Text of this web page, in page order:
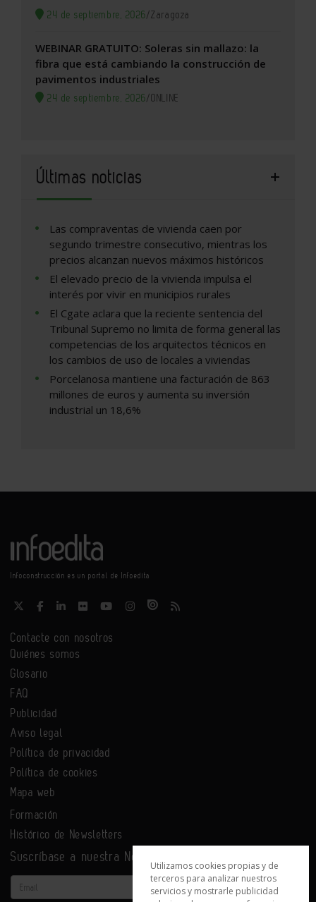
24 de septiembre, 2026/Zaragoza
WEBINAR GRATUITO: Soleras sin mallazo: la
fibra que está cambiando la construcción de
pavimentos industriales
24 de septiembre, 2026/ONLINE
Últimas noticias
Las compraventas de vivienda caen por
segundo trimestre consecutivo, mientras los
precios alcanzan nuevos máximos históricos
El elevado precio de la vivienda impulsa el
interés por vivir en municipios rurales
El Cgate aclara que la reciente sentencia del
Tribunal Supremo no limita de forma general las
competencias de los arquitectos técnicos en
los cambios de uso de locales a viviendas
Porcelanosa mantiene una facturación de 863
millones de euros y aumenta su inversión
industrial un 18,6%
Infoconstrucción es un portal de Infoedita
Contacte con nosotros
Quiénes somos
Glosario
FAQ
Publicidad
Aviso legal
Política de privacidad
Política de cookies
Mapa web
Formación
Histórico de Newsletters
Suscríbase a nuestra Newsletter
Email
Utilizamos cookies propias y de
terceros para analizar nuestros
servicios y mostrarle publicidad